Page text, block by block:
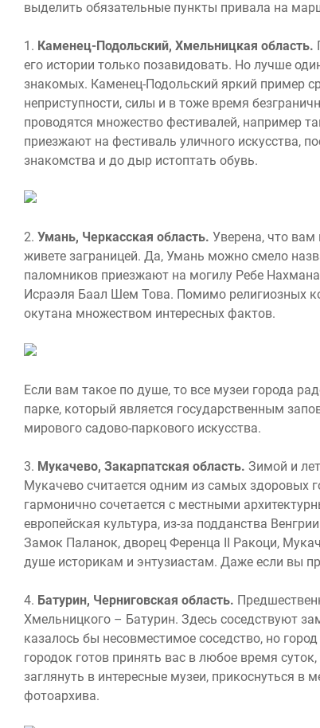
выделить обязательные пункты привала на
1. Каменец-Подольский, Хмельницкая область.
его истории только позавидовать. Но лучше
знакомых. Каменец-Подольский яркий пример
неприступности, силы и в тоже время
проводятся множество фестивалей, например
приезжают на фестиваль уличного искусства,
знакомства и до дыр истоптать обувь.
2. Умань, Черкасская область. Уверена, что вам
живете заграницей. Да, Умань можно смело
паломников приезжают на могилу Ребе
Исраэля Баал Шем Това. Помимо религиозных
окутана множеством интересных фактов.
Если вам такое по душе, то все музеи города
парке, который является государственным
мирового садово-паркового искусства.
3. Мукачево, Закарпатская область. Зимой и
Мукачево считается одним из самых здоровых
гармонично сочетается с местными
европейская культура, из-за подданства
Замок Паланок, дворец Ференца II Ракоци,
душе историкам и энтузиастам. Даже если вы
4. Батурин, Черниговская область.
Хмельницкого – Батурин. Здесь соседствуют
казалось бы несовместимое соседство, но
городок готов принять вас в любое время
заглянуть в интересные музеи, прикоснуться в
фотоархива.